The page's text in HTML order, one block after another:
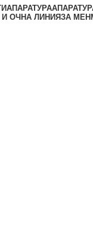
АПАРАТУРА
ОЧНА ЛИНИЯЗА МЕН